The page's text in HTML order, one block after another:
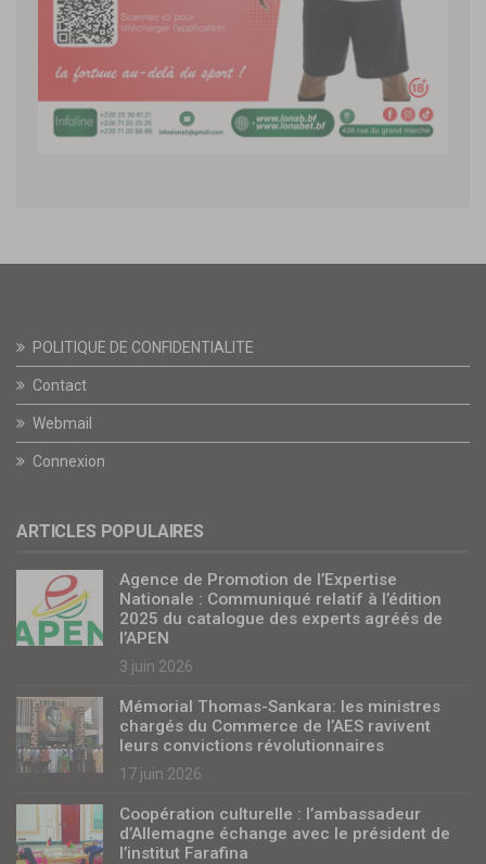
POLITIQUE DE CONFIDENTIALITE
Contact
Webmail
Connexion
ARTICLES POPULAIRES
Agence de Promotion de l’Expertise
Nationale : Communiqué relatif à l’édition
2025 du catalogue des experts agréés de
l’APEN
3 juin 2026
Mémorial Thomas-Sankara: les ministres
chargés du Commerce de l’AES ravivent
leurs convictions révolutionnaires
17 juin 2026
Coopération culturelle : l’ambassadeur
d’Allemagne échange avec le président de
l’institut Farafina